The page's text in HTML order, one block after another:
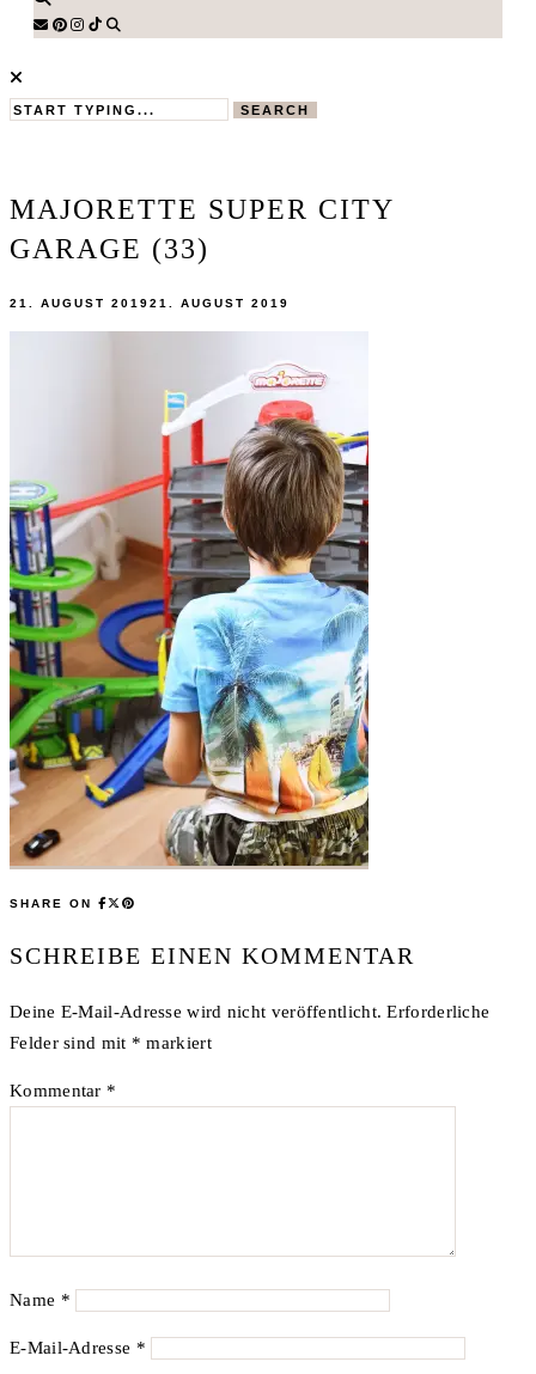
SEARCH
MAJORETTE SUPER CITY
GARAGE (33)
21. AUGUST 201921. AUGUST 2019
SHARE ON
SCHREIBE EINEN KOMMENTAR
Deine E-Mail-Adresse wird nicht veröffentlicht. Erforderliche
Felder sind mit * markiert
Kommentar *
Name *
E-Mail-Adresse *